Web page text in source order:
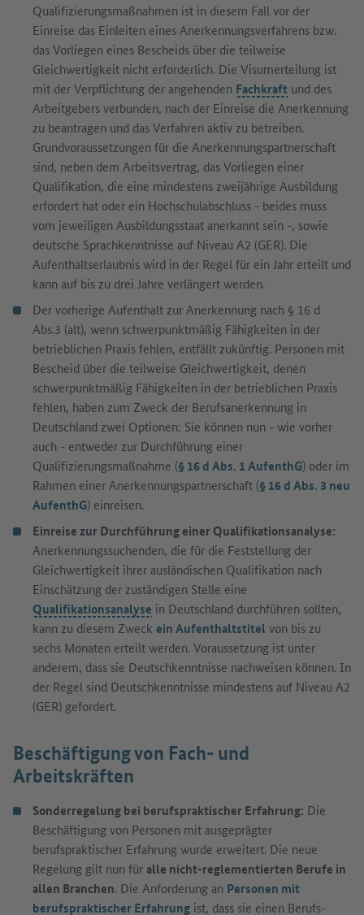
Qualifizierungsmaßnahmen ist in diesem Fall vor der
Einreise das Einleiten eines Anerkennungsverfahrens bzw.
das Vorliegen eines Bescheids über die teilweise
Gleichwertigkeit nicht erforderlich. Die Visumerteilung ist
mit der Verpflichtung der angehenden Fachkraft und des
Arbeitgebers verbunden, nach der Einreise die Anerkennung
zu beantragen und das Verfahren aktiv zu betreiben.
Grundvoraussetzungen für die Anerkennungspartnerschaft
sind, neben dem Arbeitsvertrag, das Vorliegen einer
Qualifikation, die eine mindestens zweijährige Ausbildung
erfordert hat oder ein Hochschulabschluss - beides muss
vom jeweiligen Ausbildungsstaat anerkannt sein -, sowie
deutsche Sprachkenntnisse auf Niveau A2 (GER). Die
Aufenthaltserlaubnis wird in der Regel für ein Jahr erteilt und
kann auf bis zu drei Jahre verlängert werden.
Der vorherige Aufenthalt zur Anerkennung nach § 16 d
Abs.3 (alt), wenn schwerpunktmäßig Fähigkeiten in der
betrieblichen Praxis fehlen, entfällt zukünftig. Personen mit
Bescheid über die teilweise Gleichwertigkeit, denen
schwerpunktmäßig Fähigkeiten in der betrieblichen Praxis
fehlen, haben zum Zweck der Berufsanerkennung in
Deutschland zwei Optionen: Sie können nun - wie vorher
auch - entweder zur Durchführung einer
Qualifizierungsmaßnahme (§ 16 d Abs. 1 AufenthG) oder im
Rahmen einer Anerkennungspartnerschaft (§ 16 d Abs. 3 neu
AufenthG) einreisen.
Einreise zur Durchführung einer Qualifikationsanalyse:
Anerkennungssuchenden, die für die Feststellung der
Gleichwertigkeit ihrer ausländischen Qualifikation nach
Einschätzung der zuständigen Stelle eine
Qualifikationsanalyse in Deutschland durchführen sollten,
kann zu diesem Zweck ein Aufenthaltstitelvon bis zu
sechs Monaten erteilt werden. Voraussetzung ist unter
anderem, dass sie Deutschkenntnisse nachweisen können. In
der Regel sind Deutschkenntnisse mindestens auf Niveau A2
(GER) gefordert.
Beschäftigung von Fach- und
Arbeitskräften
Sonderregelung bei berufspraktischer Erfahrung: Die
Beschäftigung von Personen mit ausgeprägter
berufspraktischer Erfahrung wurde erweitert. Die neue
Regelung gilt nun füralle nicht-reglementierten Berufe in
allen Branchen. Die Anforderung an Personen mit
berufspraktischer Erfahrung ist, dass sie einen Berufs-